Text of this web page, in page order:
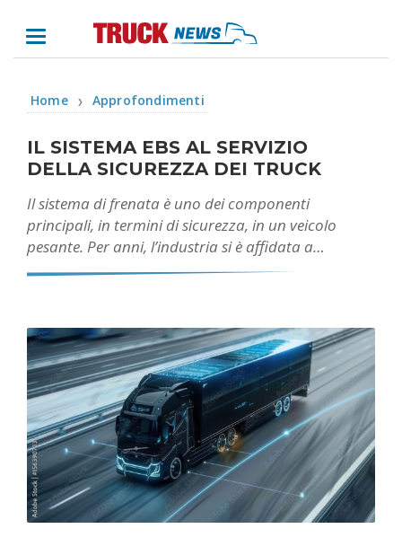
Home ❯ Approfondimenti
IL SISTEMA EBS AL SERVIZIO
DELLA SICUREZZA DEI TRUCK
Il sistema di frenata è uno dei componenti
principali, in termini di sicurezza, in un veicolo
pesante. Per anni, l’industria si è affidata a…